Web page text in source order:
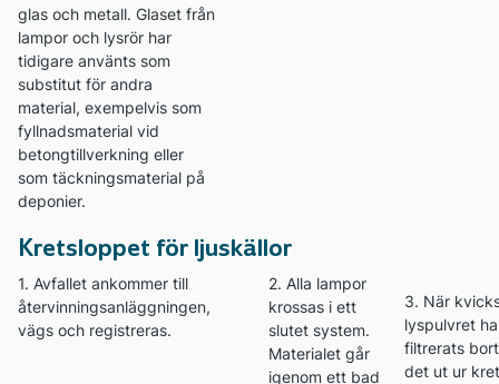
glas och metall. Glaset från
lampor och lysrör har
tidigare använts som
substitut för andra
material, exempelvis som
fyllnadsmaterial vid
betongtillverkning eller
som täckningsmaterial på
deponier.
Kretsloppet för ljuskällor
1. Avfallet ankommer till
återvinningsanläggningen,
vägs och registreras.
2. Alla lampor
krossas i ett
slutet system.
Materialet går
igenom ett bad
3. När
lyspulvret
filtrerats
det ut ur